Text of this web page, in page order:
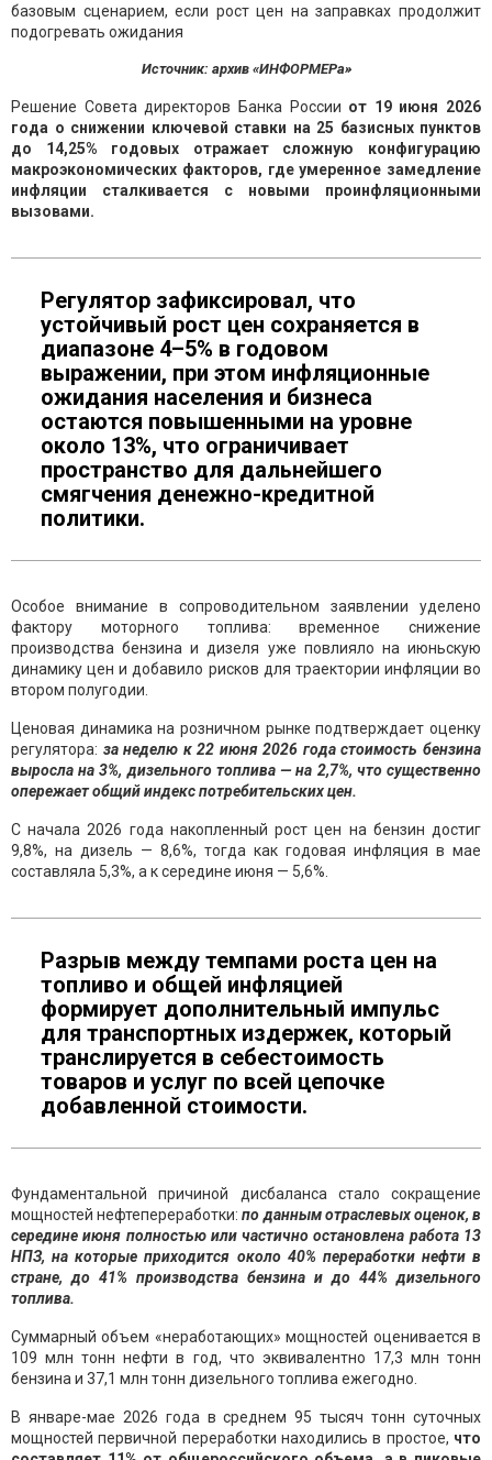
Источник: архив «ИНФОРМЕРа»
Решение Совета директоров Банка России от 19 июня 2026
года о снижении ключевой ставки на 25 базисных пунктов
до 14,25% годовых отражает сложную конфигурацию
макроэкономических факторов, где умеренное замедление
инфляции сталкивается с новыми проинфляционными
вызовами.
Регулятор зафиксировал, что
устойчивый рост цен сохраняется в
диапазоне 4–5% в годовом
выражении, при этом инфляционные
ожидания населения и бизнеса
остаются повышенными на уровне
около 13%, что ограничивает
пространство для дальнейшего
смягчения денежно-кредитной
политики.
Особое внимание в сопроводительном заявлении уделено
фактору моторного топлива: временное снижение
производства бензина и дизеля уже повлияло на июньскую
динамику цен и добавило рисков для траектории инфляции во
втором полугодии.
Ценовая динамика на розничном рынке подтверждает оценку
регулятора: за неделю к 22 июня 2026 года стоимость бензина
выросла на 3%, дизельного топлива — на 2,7%, что существенно
опережает общий индекс потребительских цен.
С начала 2026 года накопленный рост цен на бензин достиг
9,8%, на дизель — 8,6%, тогда как годовая инфляция в мае
составляла 5,3%, а к середине июня — 5,6%.
Разрыв между темпами роста цен на
топливо и общей инфляцией
формирует дополнительный импульс
для транспортных издержек, который
транслируется в себестоимость
товаров и услуг по всей цепочке
добавленной стоимости.
Фундаментальной причиной дисбаланса стало сокращение
мощностей нефтепереработки:по данным отраслевых оценок, в
середине июня полностью или частично остановлена работа 13
НПЗ, на которые приходится около 40% переработки нефти в
стране, до 41% производства бензина и до 44% дизельного
топлива.
Суммарный объем «неработающих» мощностей оценивается в
109 млн тонн нефти в год, что эквивалентно 17,3 млн тонн
бензина и 37,1 млн тонн дизельного топлива ежегодно.
В январе-мае 2026 года в среднем 95 тысяч тонн суточных
мощностей первичной переработки находились в простое, что